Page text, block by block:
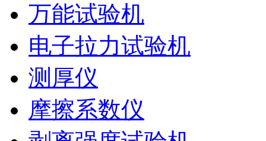
万能试验机
电子拉力试验机
测厚仪
摩擦系数仪